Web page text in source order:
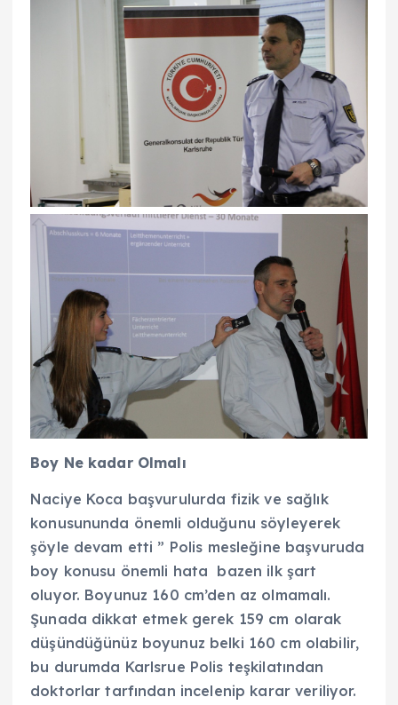
Boy Ne kadar Olmalı
Naciye Koca başvurulurda fizik ve sağlık
konusununda önemli olduğunu söyleyerek
şöyle devam etti ” Polis mesleğine başvuruda
boy konusu önemli hata bazen ilk şart
oluyor. Boyunuz 160 cm’den az olmamalı.
Şunada dikkat etmek gerek 159 cm olarak
düşündüğünüz boyunuz belki 160 cm olabilir,
bu durumda Karlsrue Polis teşkilatından
doktorlar tarfından incelenip karar veriliyor.